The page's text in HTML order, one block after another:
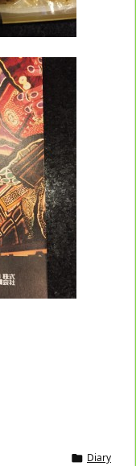
 Diary